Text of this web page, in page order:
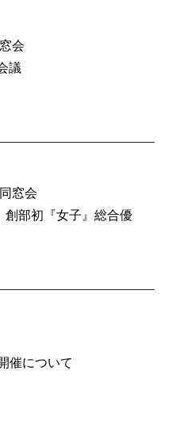
会
校OB戦会議
窓会
部初『女子』総合優
の開催について